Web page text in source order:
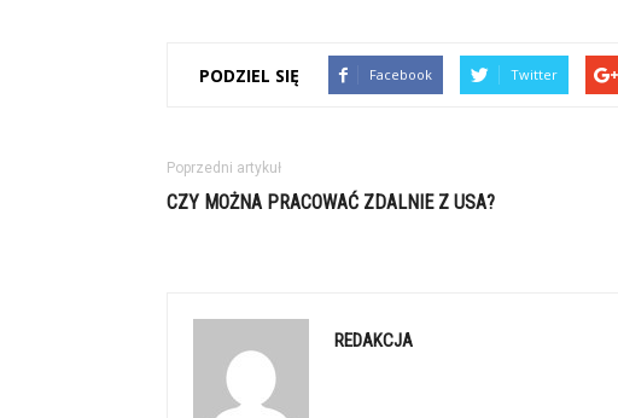
PODZIEL SIĘ Facebook Twitter
Poprzedni artykuł
CZY MOŻNA PRACOWAĆ ZDALNIE Z USA?
REDAKCJA